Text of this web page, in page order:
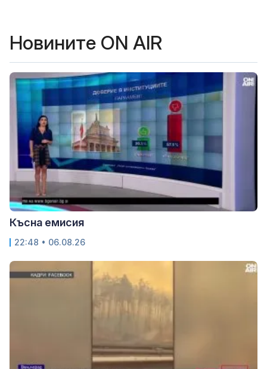
Новините ON AIR
Късна емисия
22:48 • 06.08.26